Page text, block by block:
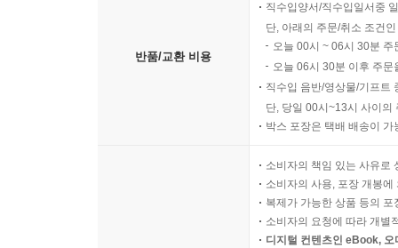
반품/교환 비용
직수입양서/직수입일서중
단, 아래의 주문/취소 조건
오늘 00시 ~ 06시 30분
오늘 06시 30분 이후 주
직수입 음반/영상물/기프트
단, 당일 00시~13시 사이의
박스 포장은 택배 배송이
소비자의 책임 있는 사유로
소비자의 사용, 포장 개봉
복제가 가능한 상품 등의
소비자의 요청에 따라 개별
디지털 컨텐츠인 eBook,